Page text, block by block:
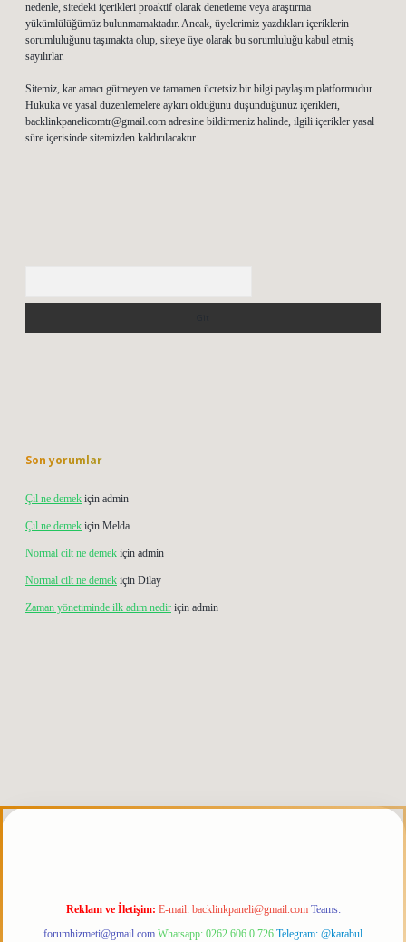
nedenle, sitedeki içerikleri proaktif olarak denetleme veya araştırma
yükümlülüğümüz bulunmamaktadır. Ancak, üyelerimiz yazdıkları içeriklerin
sorumluluğunu taşımakta olup, siteye üye olarak bu sorumluluğu kabul etmiş
sayılırlar.
Sitemiz, kar amacı gütmeyen ve tamamen ücretsiz bir bilgi paylaşım platformudur.
Hukuka ve yasal düzenlemelere aykırı olduğunu düşündüğünüz içerikleri,
backlinkpanelicomtr@gmail.com adresine bildirmeniz halinde, ilgili içerikler yasal
süre içerisinde sitemizden kaldırılacaktır.
Son yorumlar
Çıl ne demek için admin
Çıl ne demek için Melda
Normal cilt ne demek için admin
Normal cilt ne demek için Dilay
Zaman yönetiminde ilk adım nedir için admin
Reklam ve İletişim: E-mail: backlinkpaneli@gmail.com Teams:
forumhizmeti@gmail.com Whatsapp: 0262 606 0 726 Telegram: @karabul